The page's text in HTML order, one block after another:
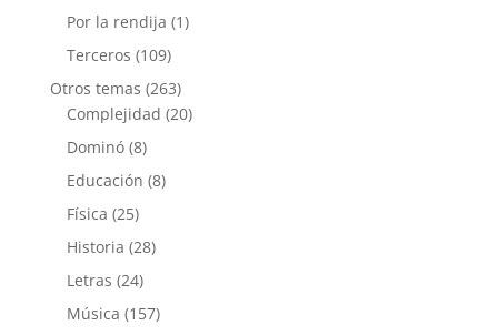
Por la rendija (1)
Terceros (109)
Otros temas (263)
Complejidad (20)
Dominó(8)
Educación (8)
Física (25)
Historia (28)
Letras (24)
Música (157)